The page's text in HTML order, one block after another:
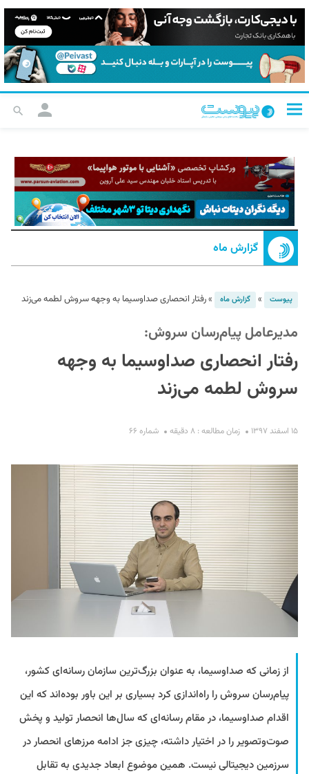
گزارش ماه
پیوست » گزارش ماه »رفتار انحصاری صداوسیما به وجهه سروش لطمه می‌زند
مدیرعامل پیام‌رسان سروش:
رفتار انحصاری صداوسیما به وجهه
سروش لطمه می‌زند
۱۵ اسفند ۱۳۹۷ زمان مطالعه : ۸ دقیقه شماره ۶۶
از زمانی که صداوسیما، به عنوان بزرگ‌ترین سازمان رسانه‌ای کشور،
پیام‌رسان سروش را راه‌اندازی کرد بسیاری بر این باور بوده‌اند که این
اقدام صداوسیما، در مقام رسانه‌ای که سال‌ها انحصار تولید و پخش
صوت‌وتصویر را در اختیار داشته، چیزی جز ادامه مرزهای انحصار در
سرزمین دیجیتالی نیست. همین موضوع ابعاد جدیدی به تقابل